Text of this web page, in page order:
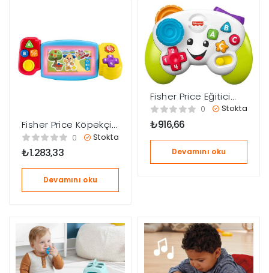
Fisher Price Köpekçik
ve Arkadaşları Oyun
Konsolu HNL54
0 Stokta
₺1.283,33
Devamını oku
Fisher Price Eğitici
Oyun Kumandası
Türkçe HXB64
0 Stokta
₺916,66
Devamını oku